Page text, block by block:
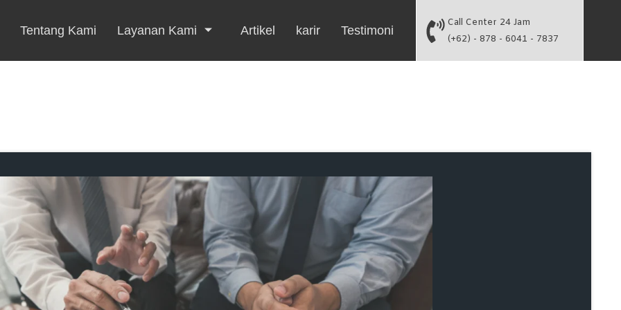
Tentang Kami Layanan Kami Artikel karir Testimoni
Call Center 24 Jam
(+62) - 878 - 6041 - 7837